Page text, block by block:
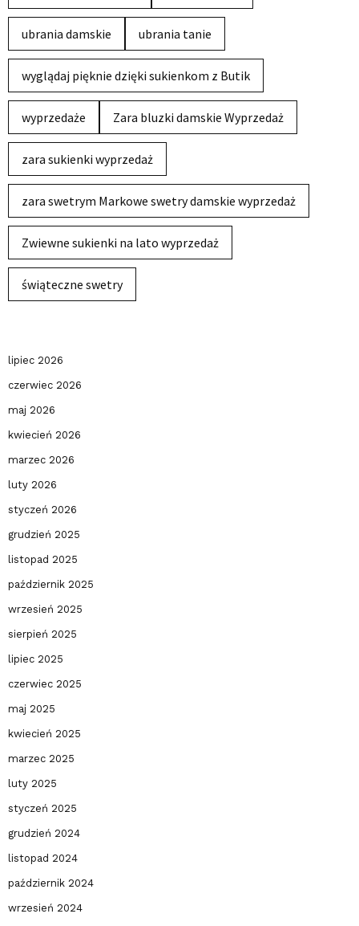
ubrania damskie ubrania tanie
wyglądaj pięknie dzięki sukienkom z Butik
wyprzedaże Zara bluzki damskie Wyprzedaż
zara sukienki wyprzedaż
zara swetrym Markowe swetry damskie wyprzedaż
Zwiewne sukienki na lato wyprzedaż
świąteczne swetry
lipiec 2026
czerwiec 2026
maj 2026
kwiecień 2026
marzec 2026
luty 2026
styczeń 2026
grudzień 2025
listopad 2025
październik 2025
wrzesień 2025
sierpień 2025
lipiec 2025
czerwiec 2025
maj 2025
kwiecień 2025
marzec 2025
luty 2025
styczeń 2025
grudzień 2024
listopad 2024
październik 2024
wrzesień 2024